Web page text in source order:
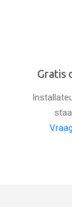
Gratis